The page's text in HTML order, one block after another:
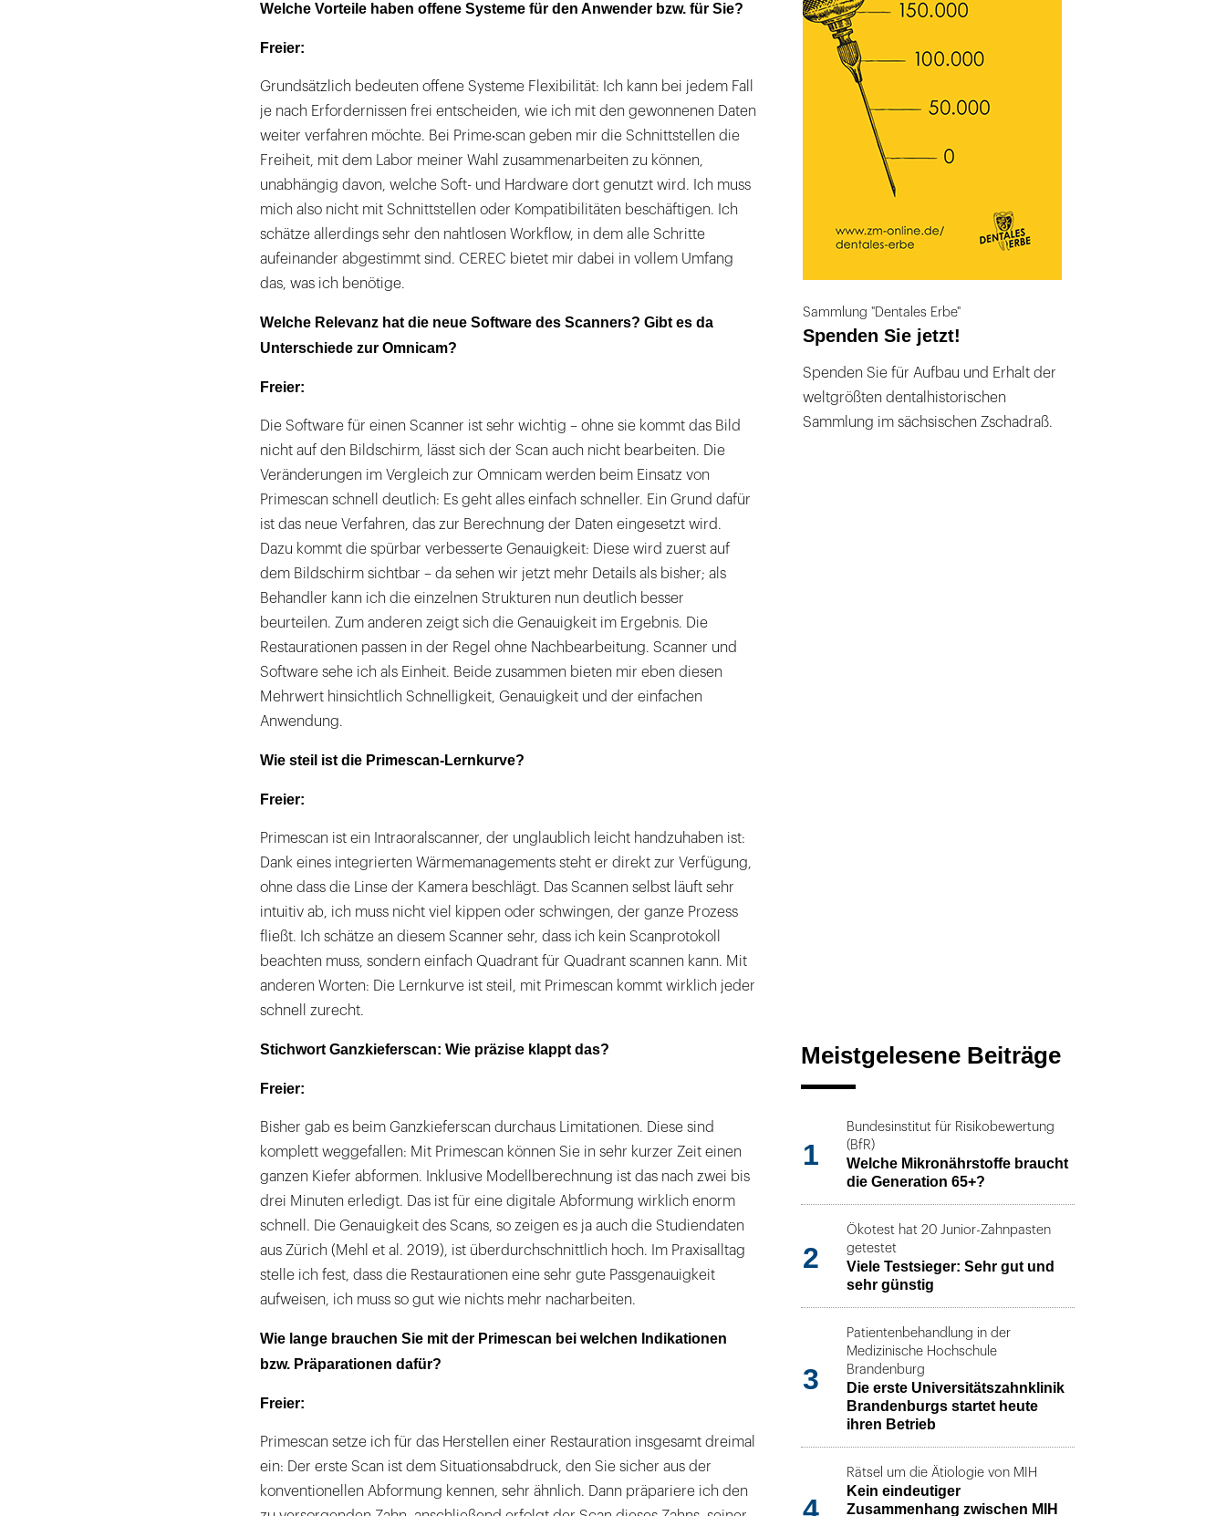
Welche Vorteile haben offene Systeme für den Anwender bzw. für Sie?
Freier:
Grundsätzlich bedeuten offene Systeme Flexibilität: Ich kann bei jedem Fall
je nach Erfordernissen frei entscheiden, wie ich mit den gewonnenen Daten
weiter verfahren möchte. Bei Prime‧scan geben mir die Schnittstellen die
Freiheit, mit dem Labor meiner Wahl zusammenarbeiten zu können,
unabhängig davon, welche Soft- und Hardware dort genutzt wird. Ich muss
mich also nicht mit Schnittstellen oder Kompatibilitäten beschäftigen. Ich
schätze allerdings sehr den nahtlosen Workflow, in dem alle Schritte
aufeinander abgestimmt sind. CEREC bietet mir dabei in vollem Umfang
das, was ich benötige.
Welche Relevanz hat die neue Software des Scanners? Gibt es da
Unterschiede zur Omnicam?
Freier:
Die Software für einen Scanner ist sehr wichtig – ohne sie kommt das Bild
nicht auf den Bildschirm, lässt sich der Scan auch nicht bearbeiten. Die
Veränderungen im Vergleich zur Omnicam werden beim Einsatz von
Primescan schnell deutlich: Es geht alles einfach schneller. Ein Grund dafür
ist das neue Verfahren, das zur Berechnung der Daten eingesetzt wird.
Dazu kommt die spürbar verbesserte Genauigkeit: Diese wird zuerst auf
dem Bildschirm sichtbar – da sehen wir jetzt mehr Details als bisher; als
Behandler kann ich die einzelnen Strukturen nun deutlich besser
beurteilen. Zum anderen zeigt sich die Genauigkeit im Ergebnis. Die
Restaurationen passen in der Regel ohne Nachbearbeitung. Scanner und
Software sehe ich als Einheit. Beide zusammen bieten mir eben diesen
Mehrwert hinsichtlich Schnelligkeit, Genauigkeit und der einfachen
Anwendung.
Wie steil ist die Primescan-Lernkurve?
Freier:
Primescan ist ein Intraoralscanner, der unglaublich leicht handzuhaben ist:
Dank eines integrierten Wärmemanagements steht er direkt zur Verfügung,
ohne dass die Linse der Kamera beschlägt. Das Scannen selbst läuft sehr
intuitiv ab, ich muss nicht viel kippen oder schwingen, der ganze Prozess
fließt. Ich schätze an diesem Scanner sehr, dass ich kein Scanprotokoll
beachten muss, sondern einfach Quadrant für Quadrant scannen kann. Mit
anderen Worten: Die Lernkurve ist steil, mit Primescan kommt wirklich jeder
schnell zurecht.
Stichwort Ganzkieferscan: Wie präzise klappt das?
Freier:
Bisher gab es beim Ganzkieferscan durchaus Limitationen. Diese sind
komplett weggefallen: Mit Primescan können Sie in sehr kurzer Zeit einen
ganzen Kiefer abformen. Inklusive Modellberechnung ist das nach zwei bis
drei Minuten erledigt. Das ist für eine digitale Abformung wirklich enorm
schnell. Die Genauigkeit des Scans, so zeigen es ja auch die Studiendaten
aus Zürich (Mehl et al. 2019), ist überdurchschnittlich hoch. Im Praxisalltag
stelle ich fest, dass die Restaurationen eine sehr gute Passgenauigkeit
aufweisen, ich muss so gut wie nichts mehr nacharbeiten.
Wie lange brauchen Sie mit der Primescan bei welchen Indikationen
bzw. Präparationen dafür?
Freier:
Primescan setze ich für das Herstellen einer Restauration insgesamt dreimal
ein: Der erste Scan ist dem Situationsabdruck, den Sie sicher aus der
konventionellen Abformung kennen, sehr ähnlich. Dann präpariere ich den
Sammlung "Dentales Erbe"
Spenden Sie jetzt!
Spenden Sie für Aufbau und Erhalt der
weltgrößten dentalhistorischen
Sammlung im sächsischen Zschadraß.
Meistgelesene Beiträge
1
Bundesinstitut für Risikobewertung
(BfR)
Welche Mikronährstoffe braucht
die Generation 65+?
2
Ökotest hat 20 Junior-Zahnpasten
getestet
Viele Testsieger: Sehr gut und
sehr günstig
3
Patientenbehandlung in der
Medizinische Hochschule
Brandenburg
Die erste Universitätszahnklinik
Brandenburgs startet heute
ihren Betrieb
4
Rätsel um die Ätiologie von MIH
Kein eindeutiger
Zusammenhang zwischen MIH